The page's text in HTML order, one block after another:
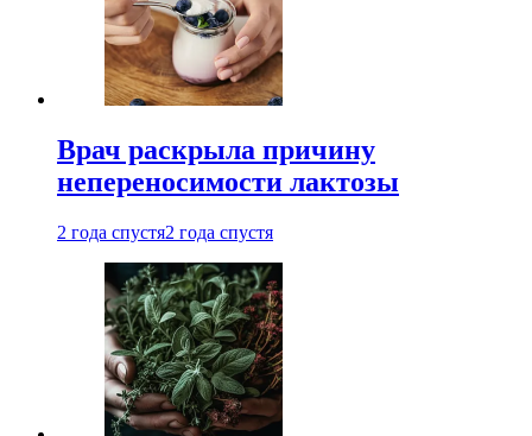
Врач раскрыла причину
непереносимости лактозы
2 года спустя2 года спустя